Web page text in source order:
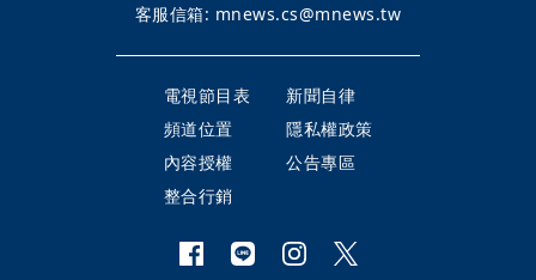
客服信箱: mnews.cs@mnews.tw
電視節目表
新聞自律
頻道位置
隱私權政策
內容授權
公告專區
整合行銷